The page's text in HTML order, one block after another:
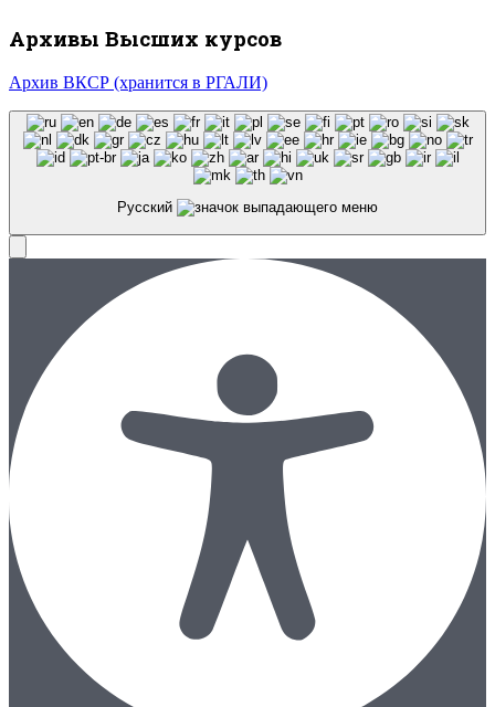
Архивы Высших курсов
Архив ВКСР (хранится в РГАЛИ)
Русский